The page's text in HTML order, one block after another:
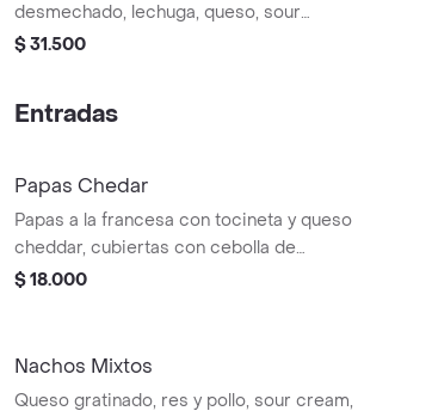
desmechado, lechuga, queso, sour
cream, pico de gallo y guacamole.
$ 31.500
Entradas
Papas Chedar
Papas a la francesa con tocineta y queso
cheddar, cubiertas con cebolla de
verdeo.
$ 18.000
Nachos Mixtos
Queso gratinado, res y pollo, sour cream,